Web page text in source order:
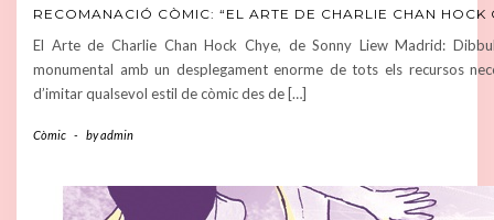
RECOMANACIÓ CÒMIC: “EL ARTE DE CHARLIE CHAN HOCK
El Arte de Charlie Chan Hock Chye, de Sonny Liew Madrid:
monumental amb un desplegament enorme de tots els recursos
d’imitar qualsevol estil de còmic des de […]
Còmic - byadmin